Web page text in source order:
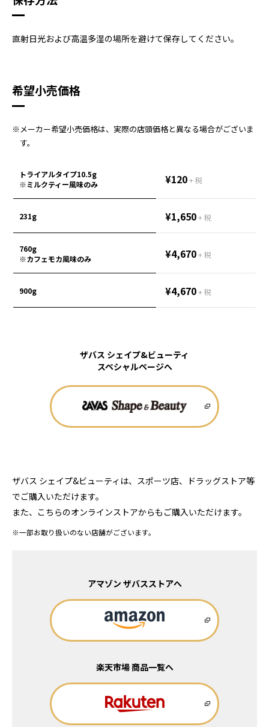
直射日光および高温多湿の場所を避けて保存してください。
希望小売価格
※メーカー希望小売価格は、実際の店頭価格と異なる場合がございま
す。
トライアルタイプ10.5g
※ミルクティー風味のみ
¥120+ 税
231g ¥1,650+ 税
760g
※カフェモカ風味のみ
¥4,670+ 税
900g ¥4,670+ 税
ザバス シェイプ&ビューティ
スペシャルページへ
ザバス シェイプ&ビューティは、スポーツ店、ドラッグストア等
でご購入いただけます。
また、こちらのオンラインストアからもご購入いただけます。
※一部お取り扱いのない店舗がございます。
アマゾン ザバスストアへ
楽天市場 商品一覧へ